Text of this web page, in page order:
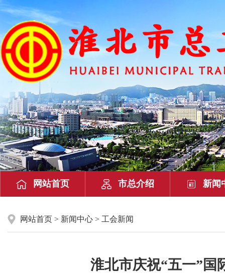
网站首页 市总介绍 新闻
网站首页 > 新闻中心 > 工会新闻
淮北市庆祝“五一”国